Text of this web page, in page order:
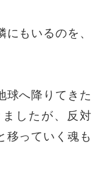
もいるのを、
球へ降りてきた
したが、反対
移っていく魂も